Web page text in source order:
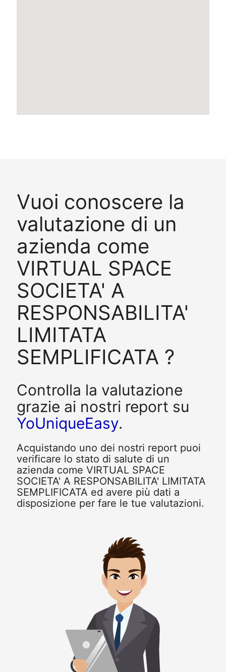
Vuoi conoscere la
valutazione di un
azienda come
VIRTUAL SPACE
SOCIETA' A
RESPONSABILITA'
LIMITATA
SEMPLIFICATA ?
Controlla la valutazione
grazie ai nostri report su
YoUniqueEasy.
Acquistando uno dei nostri report puoi
verificare lo stato di salute di un
azienda come VIRTUAL SPACE
SOCIETA' A RESPONSABILITA' LIMITATA
SEMPLIFICATA ed avere più dati a
disposizione per fare le tue valutazioni.